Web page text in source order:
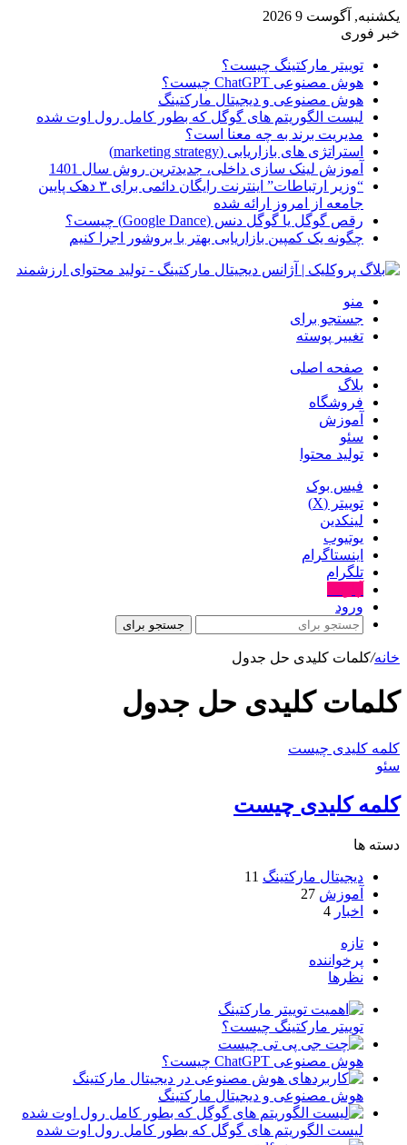
یکشنبه, آگوست 9 2026
خبر فوری
توییتر مارکتینگ چیست؟
هوش مصنوعی ChatGPT چیست؟
هوش مصنوعی و دیجیتال مارکتینگ
لیست الگوریتم های گوگل که بطور کامل رول اوت شده
مدیریت برند به چه معنا است؟
استراتژی های بازاریابی (marketing strategy)
آموزش لینک سازی داخلی، جدیدترین روش سال 1401
“وزیر ارتباطات” اینترنت رایگان دائمی برای ۳ دهک پایین
جامعه از امروز ارائه شده
رقص گوگل یا گوگل دنس (Google Dance) چیست؟
چگونه یک کمپین بازاریابی بهتر با بروشور اجرا کنیم
منو
جستجو برای
تغییر پوسته
صفحه اصلی
بلاگ
فروشگاه
آموزش
سئو
تولید محتوا
فیس بوک
توییتر (X)
لینکدین
یوتیوب
اینستاگرام
تلگرام
ورود
جستجو برای
خانه/کلمات کلیدی حل جدول
کلمات کلیدی حل جدول
کلمه کلیدی چیست
سئو
کلمه کلیدی چیست
دسته ها
دیجیتال مارکتینگ 11
آموزش 27
اخبار 4
تازه
پرخواننده
نظرها
توییتر مارکتینگ چیست؟
هوش مصنوعی ChatGPT چیست؟
هوش مصنوعی و دیجیتال مارکتینگ
لیست الگوریتم های گوگل که بطور کامل رول اوت شده